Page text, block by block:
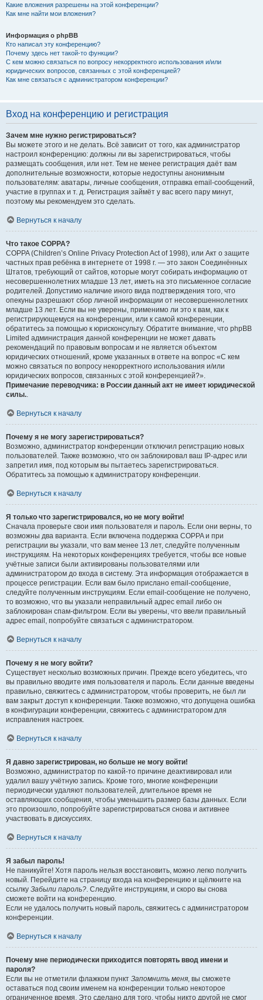
Какие вложения разрешены на этой конференции?
Как мне найти мои вложения?
Информация о phpBB
Кто написал эту конференцию?
Почему здесь нет такой-то функции?
С кем можно связаться по вопросу некорректного использования и/или
юридических вопросов, связанных с этой конференцией?
Как мне связаться с администратором конференции?
Вход на конференцию и регистрация
Зачем мне нужно регистрироваться?
Вы можете этого и не делать. Всё зависит от того, как администратор
настроил конференцию: должны ли вы зарегистрироваться, чтобы
размещать сообщения, или нет. Тем не менее регистрация даёт вам
дополнительные возможности, которые недоступны анонимным
пользователям: аватары, личные сообщения, отправка email-сообщений,
участие в группах и т. д. Регистрация займёт у вас всего пару минут,
поэтому мы рекомендуем это сделать.
Вернуться к началу
Что такое COPPA?
COPPA (Children’s Online Privacy Protection Act of 1998), или Акт о защите
частных прав ребёнка в интернете от 1998 г. — это закон Соединённых
Штатов, требующий от сайтов, которые могут собирать информацию от
несовершеннолетних младше 13 лет, иметь на это письменное согласие
родителей. Допустимо наличие иного вида подтверждения того, что
опекуны разрешают сбор личной информации от несовершеннолетних
младше 13 лет. Если вы не уверены, применимо ли это к вам, как к
регистрирующемуся на конференции, или к самой конференции,
обратитесь за помощью к юрисконсульту. Обратите внимание, что phpBB
Limited администрация данной конференции не может давать
рекомендаций по правовым вопросам и не является объектом
юридических отношений, кроме указанных в ответе на вопрос «С кем
можно связаться по вопросу некорректного использования и/или
юридических вопросов, связанных с этой конференцией?».
Примечание переводчика: в России данный акт не имеет юридической
силы..
Вернуться к началу
Почему я не могу зарегистрироваться?
Возможно, администратор конференции отключил регистрацию новых
пользователей. Также возможно, что он заблокировал ваш IP-адрес или
запретил имя, под которым вы пытаетесь зарегистрироваться.
Обратитесь за помощью к администратору конференции.
Вернуться к началу
Я только что зарегистрировался, но не могу войти!
Сначала проверьте свои имя пользователя и пароль. Если они верны, то
возможны два варианта. Если включена поддержка COPPA и при
регистрации вы указали, что вам менее 13 лет, следуйте полученным
инструкциям. На некоторых конференциях требуется, чтобы все новые
учётные записи были активированы пользователями или
администратором до входа в систему. Эта информация отображается в
процессе регистрации. Если вам было прислано email-сообщение,
следуйте полученным инструкциям. Если email-сообщение не получено,
то возможно, что вы указали неправильный адрес email либо он
заблокирован спам-фильтром. Если вы уверены, что ввели правильный
адрес email, попробуйте связаться с администратором.
Вернуться к началу
Почему я не могу войти?
Существует несколько возможных причин. Прежде всего убедитесь, что
вы правильно вводите имя пользователя и пароль. Если данные введены
правильно, свяжитесь с администратором, чтобы проверить, не был ли
вам закрыт доступ к конференции. Также возможно, что допущена ошибка
в конфигурации конференции, свяжитесь с администратором для
исправления настроек.
Вернуться к началу
Я давно зарегистрирован, но больше не могу войти!
Возможно, администратор по какой-то причине деактивировал или
удалил вашу учётную запись. Кроме того, многие конференции
периодически удаляют пользователей, длительное время не
оставляющих сообщения, чтобы уменьшить размер базы данных. Если
это произошло, попробуйте зарегистрироваться снова и активнее
участвовать в дискуссиях.
Вернуться к началу
Я забыл пароль!
Не паникуйте! Хотя пароль нельзя восстановить, можно легко получить
новый. Перейдите на страницу входа на конференцию и щёлкните на
ссылку Забыли пароль?. Следуйте инструкциям, и скоро вы снова
сможете войти на конференцию.
Если не удалось получить новый пароль, свяжитесь с администратором
конференции.
Вернуться к началу
Почему мне периодически приходится повторять ввод имени и
пароля?
Если вы не отметили флажком пункт Запомнить меня, вы сможете
оставаться под своим именем на конференции только некоторое
ограниченное время. Это сделано для того, чтобы никто другой не смог